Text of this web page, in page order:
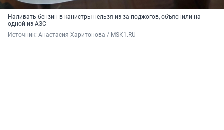
Наливать бензин в канистры нельзя из-за поджогов, объяснили на
одной из АЗС
Источник: Анастасия Харитонова / MSK1.RU